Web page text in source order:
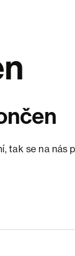
tak se na nás